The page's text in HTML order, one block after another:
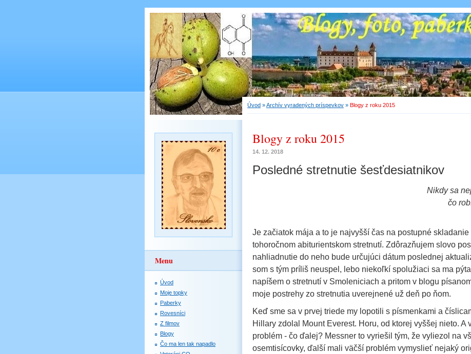
Menu
Úvod
Moje topky
Paberky
Rovesníci
Z filmov
Blogy
Čo ma len tak napadlo
Úvod »Archív vyradených príspevkov » Blogy z roku 2015
Blogy z roku 2015
14. 12. 2018
Posledné stretnutie šesťdesiatnikov
Nikdy sa
čo
Je začiatok mája a to je najvyšší čas na postupné skladanie
tohoročnom abiturientskom stretnutí. Zdôrazňujem slovo
nahliadnutie do neho bude určujúci dátum poslednej
som s tým príliš neuspel, lebo niekoľkí spolužiaci sa ma
napíšem o stretnutí v Smoleniciach a pritom v blogu
moje postrehy zo stretnutia uverejnené už deň po ňom.
Keď sme sa v prvej triede my lopotili s písmenkami a
Hillary zdolal Mount Everest. Horu, od ktorej vyššej nieto. A
problém - čo ďalej? Messner to vyriešil tým, že vyliezol na
osemtisícovky, ďalší mali väčší problém vymyslieť nejaký